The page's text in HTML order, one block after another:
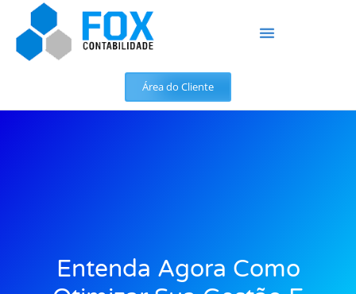
Área do Cliente
Entenda Agora Como